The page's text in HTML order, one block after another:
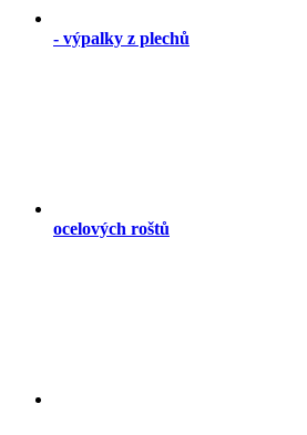
- výpalky z plechů
ocelových roštů